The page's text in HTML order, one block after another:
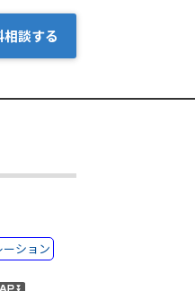
相談する
ション